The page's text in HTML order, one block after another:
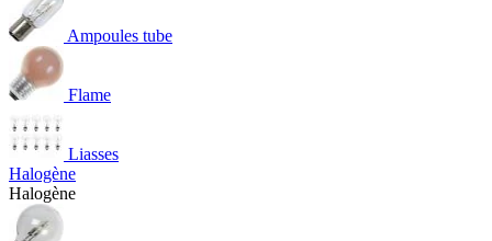
Ampoules tube
Flame
Liasses
Halogène
Halogène